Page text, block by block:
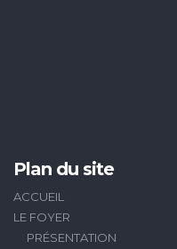
Plan du site
ACCUEIL
LE FOYER
PRÉSENTATION